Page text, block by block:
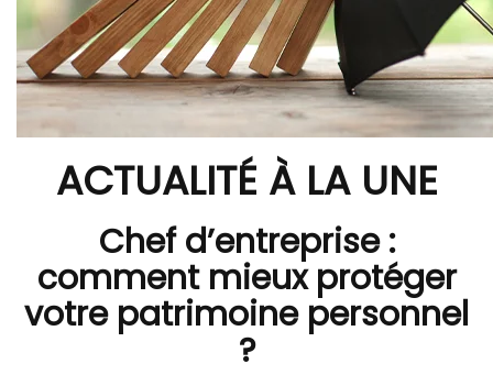
ACTUALITÉ À LA UNE
Chef d’entreprise :
comment mieux protéger
votre patrimoine personnel
?